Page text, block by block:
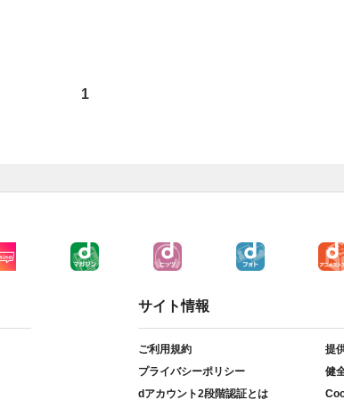
1
サイト情報
ご利用規約
提
プライバシーポリシー
健
dアカウント2段階認証とは